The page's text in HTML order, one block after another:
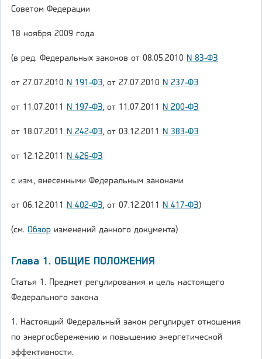
Советом Федерации
18 ноября 2009 года
(в ред. Федеральных законов от 08.05.2010 N 83-ФЗ
от 27.07.2010 N 191-ФЗ, от 27.07.2010 N 237-ФЗ
от 11.07.2011 N 197-ФЗ, от 11.07.2011 N 200-ФЗ
от 18.07.2011 N 242-ФЗ, от 03.12.2011 N 383-ФЗ
от 12.12.2011 N 426-ФЗ
с изм., внесенными Федеральным законами
от 06.12.2011 N 402-ФЗ, от 07.12.2011 N 417-ФЗ)
(см. Обзор изменений данного документа)
Глава 1. ОБЩИЕ ПОЛОЖЕНИЯ
Статья 1. Предмет регулирования и цель настоящего
Федерального закона
1. Настоящий Федеральный закон регулирует отношения
по энергосбережению и повышению энергетической
эффективности.